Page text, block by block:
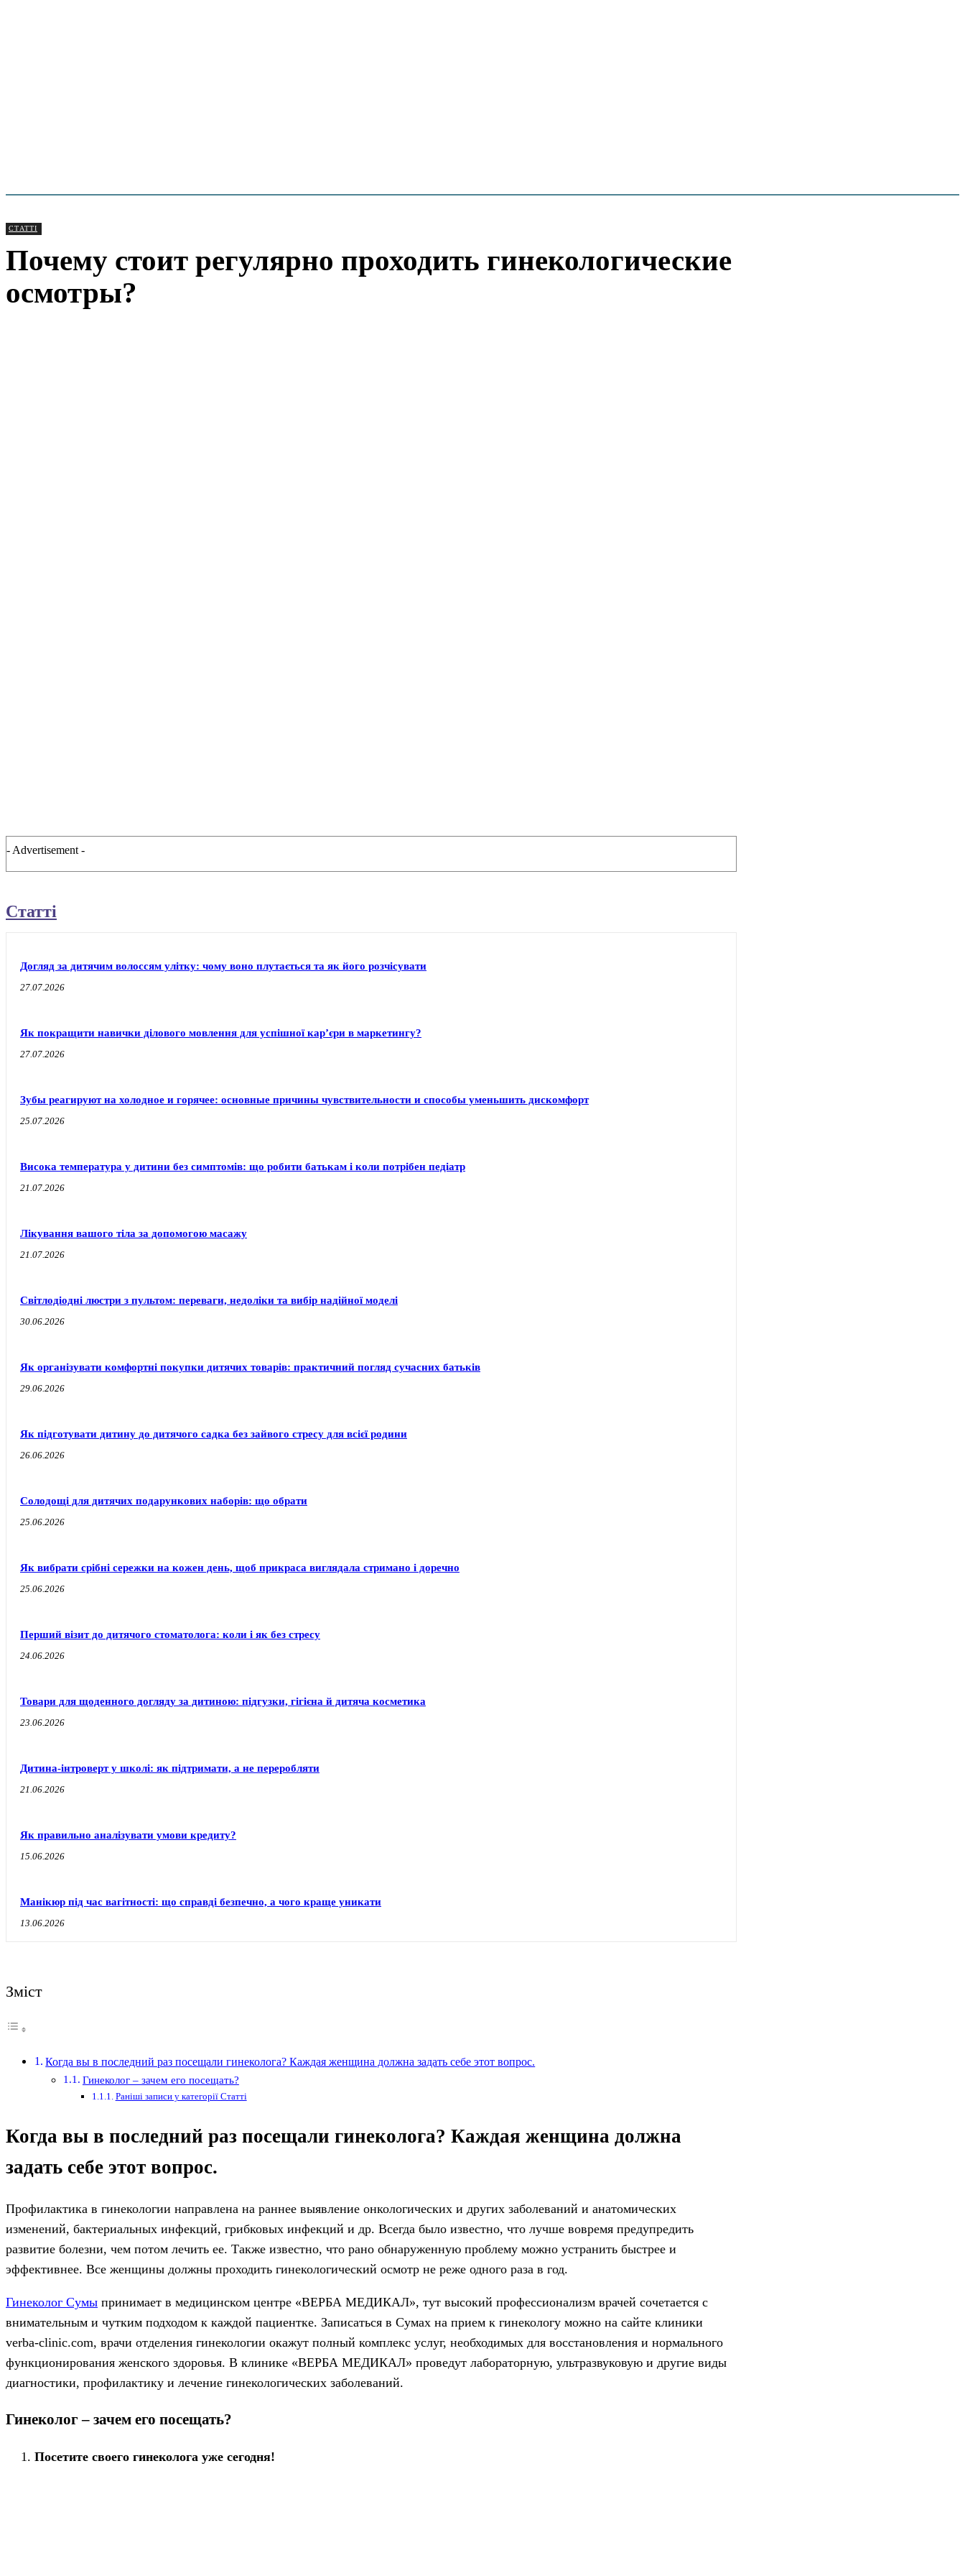
СТАТТІ
Почему стоит регулярно проходить гинекологические
осмотры?
- Advertisement -
Статті
Догляд за дитячим волоссям улітку: чому воно плутається та як його розчісувати
27.07.2026
Як покращити навички ділового мовлення для успішної кар’єри в маркетингу?
27.07.2026
Зубы реагируют на холодное и горячее: основные причины чувствительности и способы уменьшить дискомфорт
25.07.2026
Висока температура у дитини без симптомів: що робити батькам і коли потрібен педіатр
21.07.2026
Лікування вашого тіла за допомогою масажу
21.07.2026
Світлодіодні люстри з пультом: переваги, недоліки та вибір надійної моделі
30.06.2026
Як організувати комфортні покупки дитячих товарів: практичний погляд сучасних батьків
29.06.2026
Як підготувати дитину до дитячого садка без зайвого стресу для всієї родини
26.06.2026
Солодощі для дитячих подарункових наборів: що обрати
25.06.2026
Як вибрати срібні сережки на кожен день, щоб прикраса виглядала стримано і доречно
25.06.2026
Перший візит до дитячого стоматолога: коли і як без стресу
24.06.2026
Товари для щоденного догляду за дитиною: підгузки, гігієна й дитяча косметика
23.06.2026
Дитина-інтроверт у школі: як підтримати, а не переробляти
21.06.2026
Як правильно аналізувати умови кредиту?
15.06.2026
Манікюр під час вагітності: що справді безпечно, а чого краще уникати
13.06.2026
Зміст
Когда вы в последний раз посещали гинеколога? Каждая женщина должна задать себе этот вопрос.
Гинеколог – зачем его посещать?
Раніші записи у категорії Статті
Когда вы в последний раз посещали гинеколога? Каждая женщина должна
задать себе этот вопрос.
Профилактика в гинекологии направлена ​​на раннее выявление онкологических и других заболеваний и анатомических
изменений, бактериальных инфекций, грибковых инфекций и др. Всегда было известно, что лучше вовремя предупредить
развитие болезни, чем потом лечить ее. Также известно, что рано обнаруженную проблему можно устранить быстрее и
эффективнее. Все женщины должны проходить гинекологический осмотр не реже одного раза в год.
Гинеколог Сумы принимает в медицинском центре «ВЕРБА МЕДИКАЛ», тут высокий профессионализм врачей сочетается с
внимательным и чутким подходом к каждой пациентке. Записаться в Сумах на прием к гинекологу можно на сайте клиники
verba-clinic.com, врачи отделения гинекологии окажут полный комплекс услуг, необходимых для восстановления и нормального
функционирования женского здоровья. В клинике «ВЕРБА МЕДИКАЛ» проведут лабораторную, ультразвуковую и другие виды
диагностики, профилактику и лечение гинекологических заболеваний.
Гинеколог – зачем его посещать?
Посетите своего гинеколога уже сегодня!